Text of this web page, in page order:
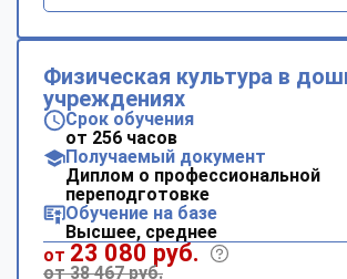
Физическая культура в
учреждениях
Срок обучения
от 256 часов
Получаемый документ
Диплом о профессиональной
переподготовке
Обучение на базе
Высшее, среднее
от 23 080 руб.
от 38 467 руб.